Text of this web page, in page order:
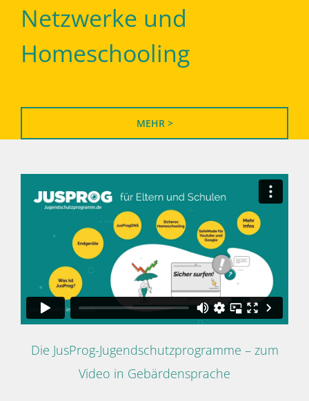
Netzwerke und
Homeschooling
MEHR >
Die JusProg-Jugendschutzprogramme – zum
Video in Gebärdensprache